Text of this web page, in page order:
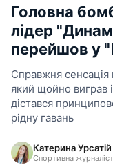
Головна
лідер
перейшов у
Справжня сенсація
який щойно виграв
дістався
рідну гавань
Катерина Урсатій
Спортивна